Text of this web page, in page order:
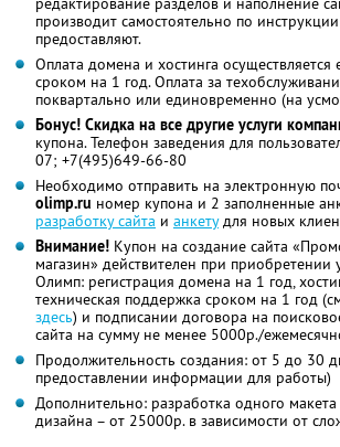
производит самостоятельно по
предоставляют.
Оплата домена и хостинга
сроком на 1 год. Оплата за
поквартально или единовременно (на
Бонус! Скидка на все другие услуги
купона. Телефон заведения для
07; +7(495)649-66-80
Необходимо отправить на электронную
olimp.ru номер купона и 2 заполненные
разработку сайта и анкетудля новых
Внимание! Купон на создание сайта
магазин» действителен при приобретении
Олимп: регистрация домена на 1 год,
техническая поддержка сроком на 1 год
здесь) и подписании договора на
сайта на сумму не менее 5000р./
Продолжительность создания: от 5 до 30
предоставлении информации для работы)
Дополнительно: разработка одного
дизайна – от 25000р. в зависимости от